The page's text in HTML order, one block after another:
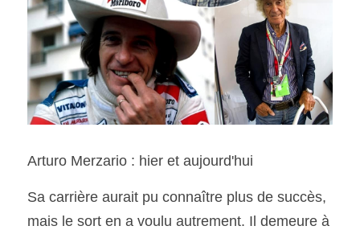
Arturo Merzario : hier et aujourd'hui
Sa carrière aurait pu connaître plus de succès,
mais le sort en a voulu autrement. Il demeure à